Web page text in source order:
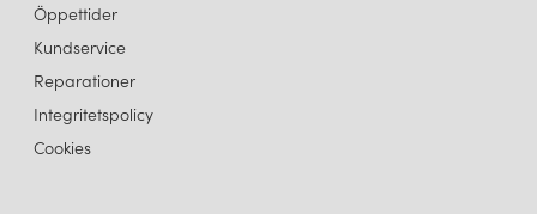
Öppettider
Kundservice
Reparationer
Integritetspolicy
Cookies